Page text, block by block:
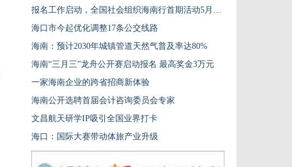
报名工作启动，全国社会组织海南行首期活动5月启幕
海口市今起优化调整17条公交线路
海南：预计2030年城镇管道天然气普及率达80%
海南“三月三”龙舟公开赛启动报名 最高奖金3万元
一家海南企业的跨省招商新体验
海南公开选聘首届会计咨询委员会专家
文昌航天研学IP吸引全国业界打卡
海口：国际大赛带动体旅产业升级